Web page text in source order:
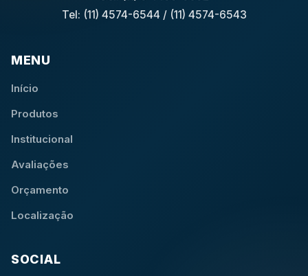
Tel: (11) 4574-6544 / (11) 4574-6543
MENU
Início
Produtos
Institucional
Avaliações
Orçamento
Localização
SOCIAL